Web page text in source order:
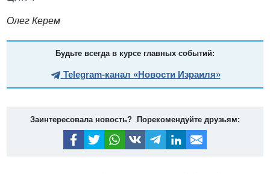
Олег Керем
Будьте всегда в курсе главных событий:
Telegram-канал «Новости Израиля»
Заинтересовала новость? Порекомендуйте друзьям: